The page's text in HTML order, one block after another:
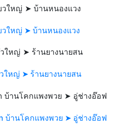
วใหญ่ ➤ บ้านหนองแวง
ใหญ่ ➤ ร้านยางนายสน
บ้านโคกแพงพวย ➤ อู่ช่างอ๊อฟ